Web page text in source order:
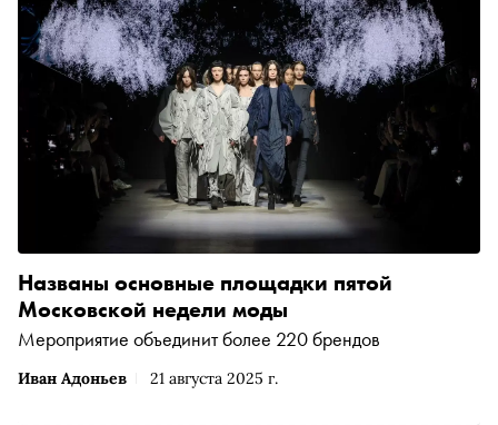
Иван Адоньев 21 августа 2025 г.
Названы основные площадки пятой
Московской недели моды
Мероприятие объединит более 220 брендов